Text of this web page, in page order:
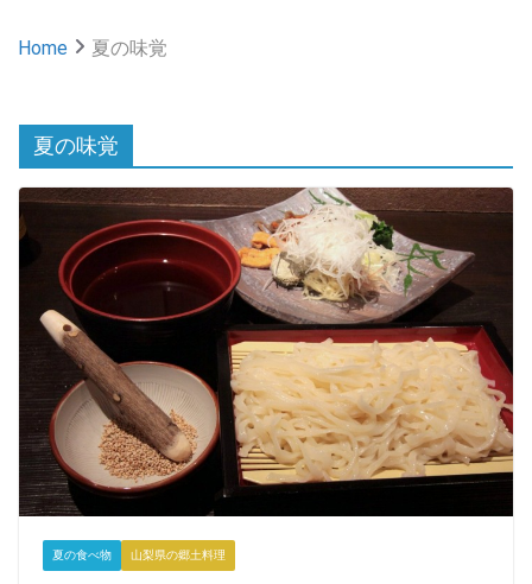
Home 夏の味覚
夏の味覚
夏の食べ物 山梨県の郷土料理